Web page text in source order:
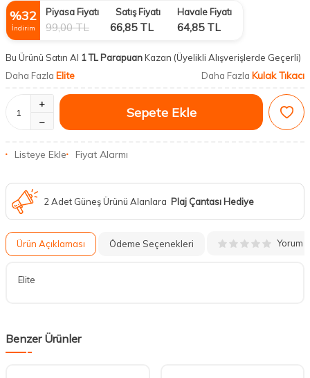
%32
İndirim
Piyasa Fiyatı
99,00TL
Satış Fiyatı
66,85TL
Havale Fiyatı
64,85TL
Bu Ürünü Satın Al 1 TL ParapuanKazan (Üyelikli Alışverişlerde Geçerli)
Daha Fazla Elite Daha Fazla Kulak Tıkacı
Sepete Ekle
Listeye Ekle Fiyat Alarmı
2 Adet Güneş Ürünü Alanlara Plaj Çantası Hediye
Ürün Açıklaması Ödeme Seçenekleri Yorum
Elite
Benzer Ürünler